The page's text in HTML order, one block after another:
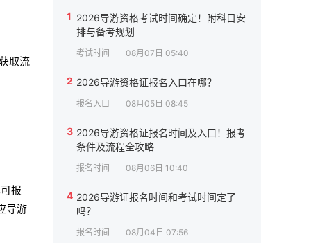
取流
报
导游
1 2026导游资格考试时间确定！附科目安
排与备考规划
考试时间 08月07日 05:40
2 2026导游资格证报名入口在哪？
报名入口 08月05日 08:45
3 2026导游资格证报名时间及入口！报考
条件及流程全攻略
报名时间 08月06日 10:40
4 2026导游证报名时间和考试时间定了
吗？
报名时间 08月04日 07:56